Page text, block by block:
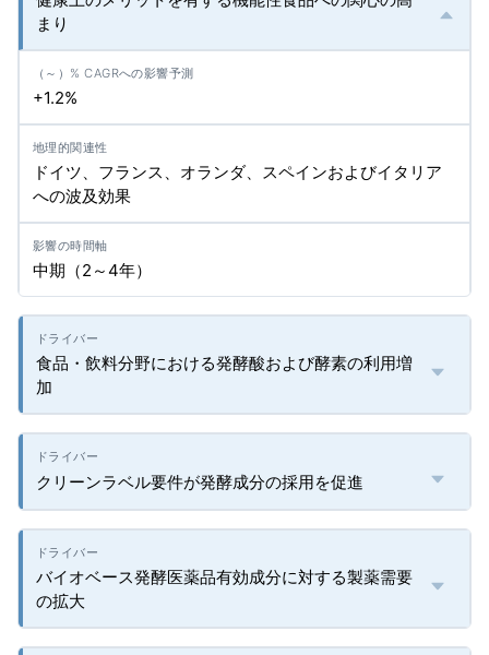
まり
+1.2%
ドイツ、フランス、オランダ、スペインおよびイタリア
への波及効果
中期（2～4年）
食品・飲料分野における発酵酸および酵素の利用増
加
クリーンラベル要件が発酵成分の採用を促進
バイオベース発酵医薬品有効成分に対する製薬需要
の拡大